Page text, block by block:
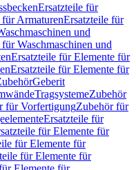
Ersatzteile für
für ArmaturenErsatzteile für
und
Waschmaschinen und
Ersatzteile für Elemente für
Ersatzteile für Elemente für
Geberit
TragsystemeZubehör
für VorfertigungZubehör für
Ersatzteile für
für Elemente für
für Elemente für
für Elemente für